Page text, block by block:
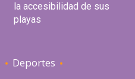
la accesibilidad de sus
playas
Deportes